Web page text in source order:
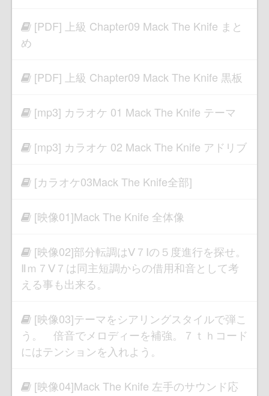
[PDF] 上級 Chapter09 Mack The Knife まと
め
[PDF] 上級 Chapter09 Mack The Knife 黒板
[mp3] カラオケ 01 Mack The Knife テーマ
[mp3] カラオケ 02 Mack The Knife アドリブ
[カラオケ03Mack The Knife全部]
[映像01]Mack The Knife 全体像
[映像02]部分転調はⅤ７Ⅰの５度進行を探せ。
Ⅱｍ７Ⅴ７は同主短調からの借用和音として考
える事も出来る。
[映像03]テーマをシアリングスタイルで弾こ
う。 倍音でメロディーを補強。７ｔｈコード
にはテンションを入れよう。
[映像04]Mack The Knife 左手のサウンド応